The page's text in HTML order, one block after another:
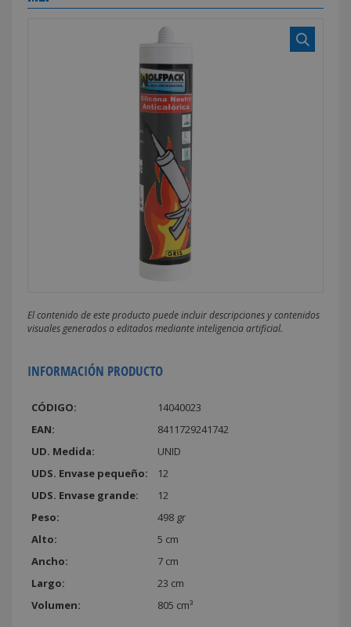
El contenido de este producto puede incluir descripciones y contenidos
visuales generados o editados mediante inteligencia artificial.
INFORMACIÓN PRODUCTO
CÓDIGO:
14040023
EAN:
8411729241742
UD. Medida:
UNID
UDS. Envase pequeño:
12
UDS. Envase grande:
12
Peso:
498 gr
Alto:
5 cm
Ancho:
7 cm
Largo:
23 cm
Volumen:
805 cm³